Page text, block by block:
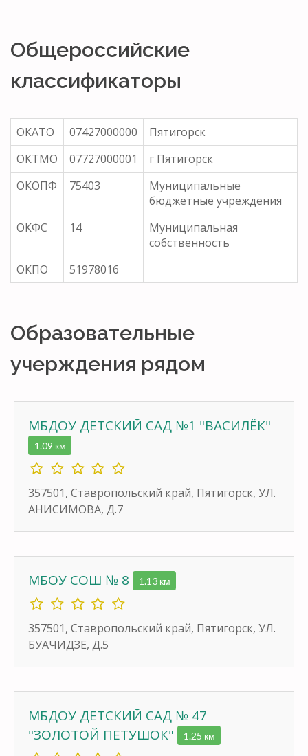
Общероссийские
классификаторы
ОКАТО 07427000000
Пятигорск
ОКТМО
07727000001
г Пятигорск
ОКОПФ
75403
Муниципальные
бюджетные учреждения
ОКФС
14
Муниципальная
собственность
ОКПО
51978016
Образовательные
учерждения рядом
МБДОУ ДЕТСКИЙ САД №1 "ВАСИЛЁК"
1.09 км
357501, Ставропольский край, Пятигорск, УЛ.
АНИСИМОВА, Д.7
МБОУ СОШ № 8 1.13 км
357501, Ставропольский край, Пятигорск, УЛ.
БУАЧИДЗЕ, Д.5
МБДОУ ДЕТСКИЙ САД № 47
"ЗОЛОТОЙ ПЕТУШОК"
1.25 км